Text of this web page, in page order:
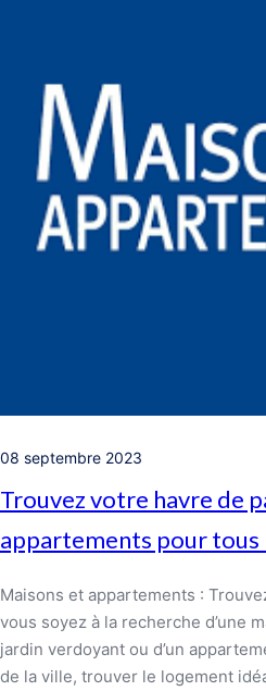
08 septembre 2023
Trouvez votre havre de
appartements pour tous
Maisons et appartements :
vous soyez à la recherche d’une
jardin verdoyant ou d’un
de la ville, trouver le logement